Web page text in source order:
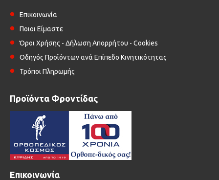
Επικοινωνία
Ποιοι Είμαστε
Όροι Χρήσης - Δήλωση Απορρήτου - Cookies
Οδηγός Προϊόντων ανά Επίπεδο Κινητικότητας
Τρόποι Πληρωμής
Προϊόντα Φροντίδας
Επικοινωνία